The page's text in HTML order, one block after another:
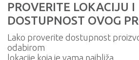
PROVERITE LOKACIJU I
DOSTUPNOST OVOG
Lako proverite dostupnost
odabirom
lokacije koja je vama najbliža.